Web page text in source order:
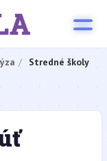
Stredné školy